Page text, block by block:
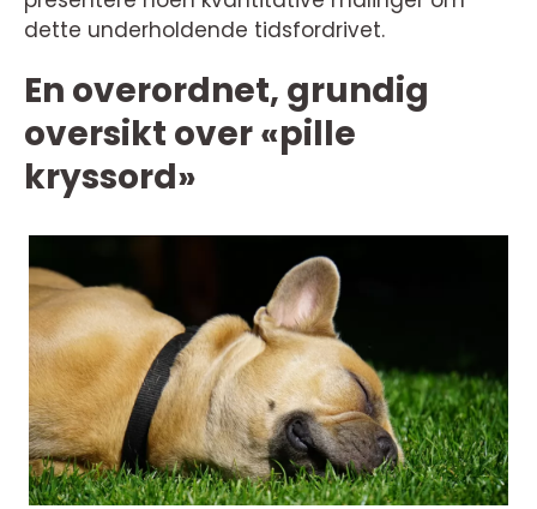
dette underholdende tidsfordrivet.
En overordnet, grundig
oversikt over «pille
kryssord»